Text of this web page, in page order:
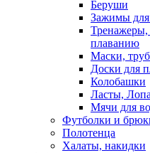
Беруши
Зажимы для
Тренажеры,
плаванию
Маски,
Доски для
Колобашки
Ласты,
Мячи для
Футболки и
Полотенца
Халаты, накидки